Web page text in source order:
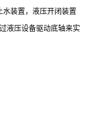
水装置，液压开闭装置
液压设备驱动底轴来实